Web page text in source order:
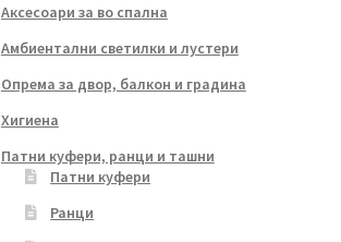
Аксесоари за во спална
Амбиентални светилки и лустери
Опрема за двор, балкон и градина
Хигиена
Патни куфери, ранци и ташни
Патни куфери
Ранци